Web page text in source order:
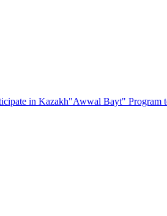
"Awwal Bayt" Program